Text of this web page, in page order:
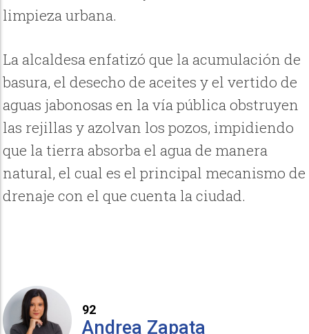
limpieza urbana.
La alcaldesa enfatizó que la acumulación de
basura, el desecho de aceites y el vertido de
aguas jabonosas en la vía pública obstruyen
las rejillas y azolvan los pozos, impidiendo
que la tierra absorba el agua de manera
natural, el cual es el principal mecanismo de
drenaje con el que cuenta la ciudad.
92
Andrea Zapata